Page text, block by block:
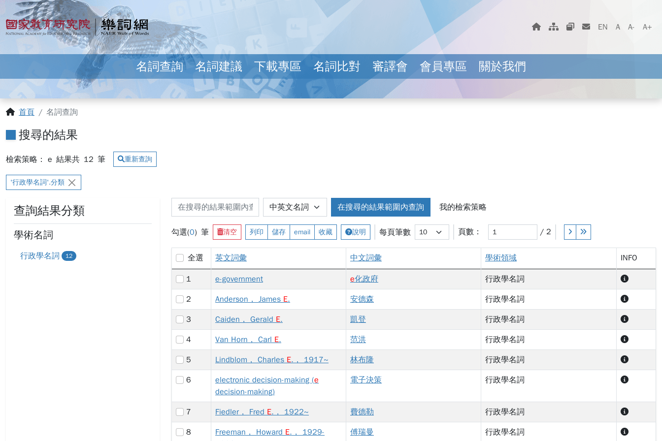
跳到主要內容
:::
國家教育研究院 樂詞網
回首頁網站地圖相關網站聯絡我們
EN 字體大小選擇
A A- A+
名詞查詢 名詞建議 下載專區 名詞比對 審譯會 會員專區 關於我們
首頁
名詞查詢
搜尋的結果
檢索策略： e 結果共 12 筆 重新查詢
'行政學名詞'.分類
查詢結果分類
學術名詞
行政學名詞 12
在搜尋的結果範圍內查詢 我的檢索策略
勾選(0) 筆 清空 列印 儲存 email 收藏 說明 每頁筆數 頁數： / 2
全選 英文詞彙 中文詞彙 學術領域 INFO
1 e-government e化政府 行政學名詞
2 Anderson， James E. 安德森 行政學名詞
3 Caiden， Gerald E. 凱登 行政學名詞
4 Van Horn， Carl E. 范洪 行政學名詞
5 Lindblom， Charles E.， 1917~ 林布隆 行政學名詞
6 electronic decision-making (e
decision-making)
電子決策 行政學名詞
7 Fiedler， Fred E.， 1922~ 費德勒 行政學名詞
8 Freeman， Howard E.， 1929-
傅瑞曼 行政學名詞